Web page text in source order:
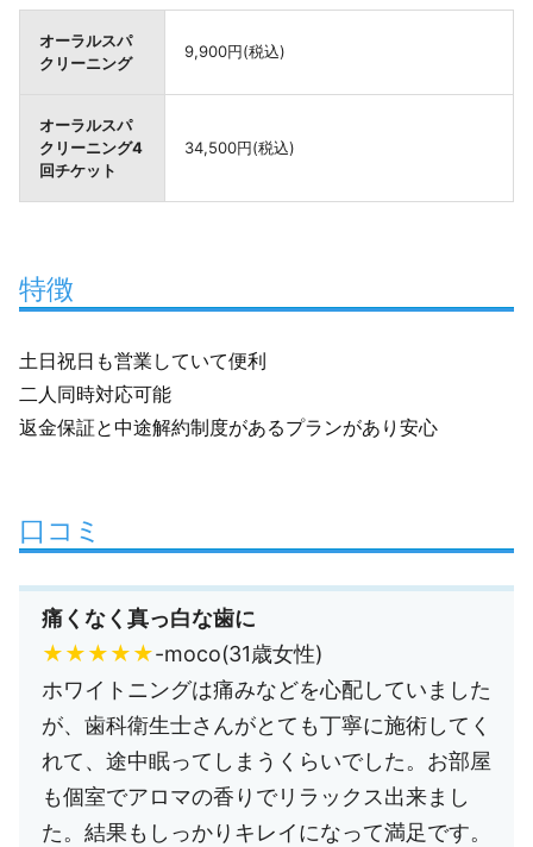
オーラルスパ
クリーニング
9,900円(税込)
オーラルスパ
クリーニング4
回チケット
34,500円(税込)
特徴
土日祝日も営業していて便利
二人同時対応可能
返金保証と中途解約制度があるプランがあり安心
口コミ
痛くなく真っ白な歯に
★★★★★-moco(31歳女性)
ホワイトニングは痛みなどを心配していました
が、歯科衛生士さんがとても丁寧に施術してく
れて、途中眠ってしまうくらいでした。お部屋
も個室でアロマの香りでリラックス出来まし
た。結果もしっかりキレイになって満足です。